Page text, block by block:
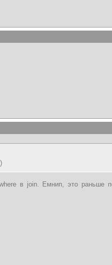
в join. Емнип, это раньше